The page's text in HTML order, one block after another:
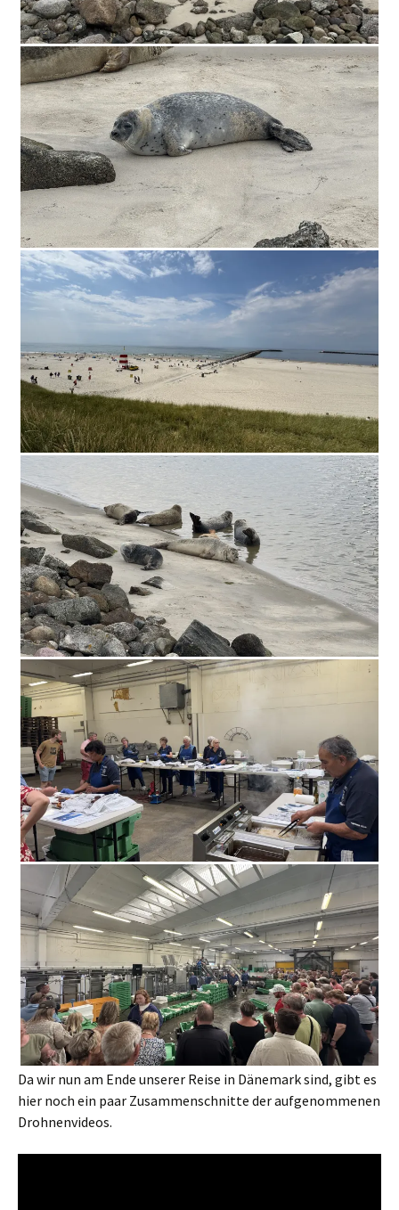
Da wir nun am Ende unserer Reise in Dänemark sind, gibt es
hier noch ein paar Zusammenschnitte der aufgenommenen
Drohnenvideos.